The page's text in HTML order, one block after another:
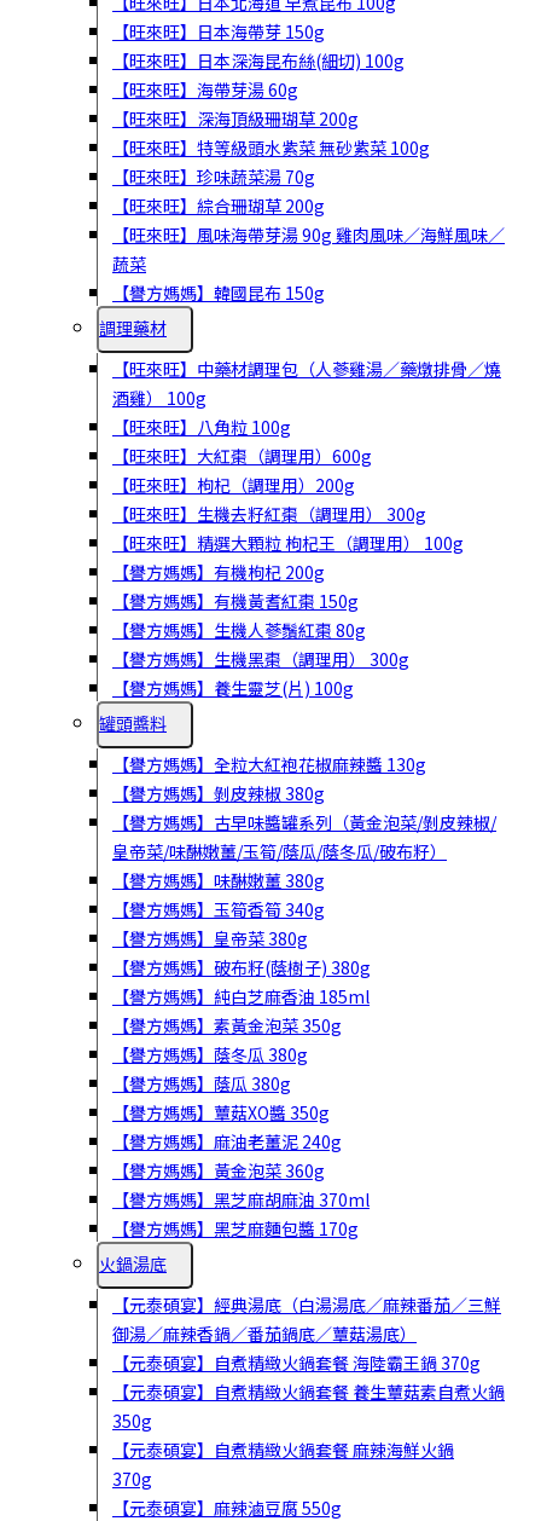
【旺來旺】日本海帶芽 150g
【旺來旺】日本深海昆布絲(細切) 100g
【旺來旺】海帶芽湯 60g
【旺來旺】深海頂級珊瑚草 200g
【旺來旺】特等級頭水紫菜 無砂紫菜 100g
【旺來旺】珍味蔬菜湯 70g
【旺來旺】綜合珊瑚草 200g
【旺來旺】風味海帶芽湯 90g 雞肉風味／海鮮風味／
蔬菜
【譽方媽媽】韓國昆布 150g
調理藥材
【旺來旺】中藥材調理包（人蔘雞湯／藥燉排骨／燒
酒雞） 100g
【旺來旺】八角粒 100g
【旺來旺】大紅棗（調理用）600g
【旺來旺】枸杞（調理用）200g
【旺來旺】生機去籽紅棗（調理用） 300g
【旺來旺】精選大顆粒 枸杞王（調理用） 100g
【譽方媽媽】有機枸杞 200g
【譽方媽媽】有機黃耆紅棗 150g
【譽方媽媽】生機人蔘鬚紅棗 80g
【譽方媽媽】生機黑棗（調理用） 300g
【譽方媽媽】養生靈芝(片) 100g
罐頭醬料
【譽方媽媽】全粒大紅袍花椒麻辣醬 130g
【譽方媽媽】剝皮辣椒 380g
【譽方媽媽】古早味醬罐系列（黃金泡菜/剝皮辣椒/
皇帝菜/味醂嫩薑/玉筍/蔭瓜/蔭冬瓜/破布籽）
【譽方媽媽】味醂嫩薑 380g
【譽方媽媽】玉筍香筍 340g
【譽方媽媽】皇帝菜 380g
【譽方媽媽】破布籽(蔭樹子) 380g
【譽方媽媽】純白芝麻香油 185ml
【譽方媽媽】素黃金泡菜 350g
【譽方媽媽】蔭冬瓜 380g
【譽方媽媽】蔭瓜 380g
【譽方媽媽】蕈菇XO醬 350g
【譽方媽媽】麻油老薑泥 240g
【譽方媽媽】黃金泡菜 360g
【譽方媽媽】黑芝麻胡麻油 370ml
【譽方媽媽】黑芝麻麵包醬 170g
火鍋湯底
【元泰碩宴】經典湯底（白湯湯底／麻辣番茄／三鮮
御湯／麻辣香鍋／番茄鍋底／蕈菇湯底）
【元泰碩宴】自煮精緻火鍋套餐 海陸霸王鍋 370g
【元泰碩宴】自煮精緻火鍋套餐 養生蕈菇素自煮火鍋
350g
【元泰碩宴】自煮精緻火鍋套餐 麻辣海鮮火鍋
370g
【元泰碩宴】麻辣滷豆腐 550g